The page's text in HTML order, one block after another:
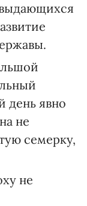
выдающихся
день явно
не
семерку,
не